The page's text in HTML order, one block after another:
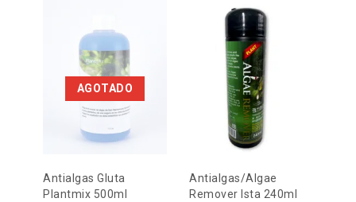
AGOTADO
Antialgas Gluta
Plantmix 500ml
Antialgas/Algae
Remover Ista 240ml